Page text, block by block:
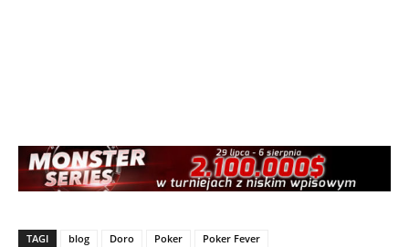
TAGI blog Doro Poker
Poker Fever